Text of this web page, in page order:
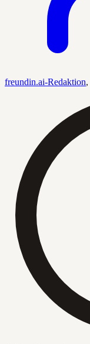
freundin.ai-Redaktion,